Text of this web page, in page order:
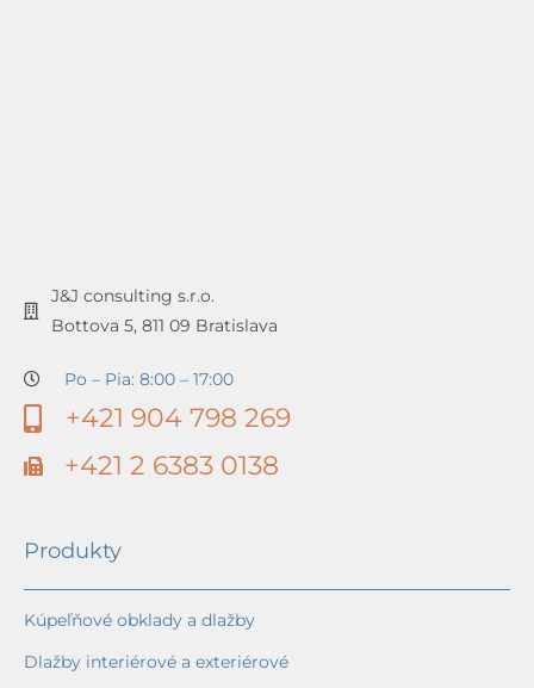
J&J consulting s.r.o.
Bottova 5, 811 09 Bratislava
Po – Pia: 8:00 – 17:00
+421 904 798 269
+421 2 6383 0138
Produkty
Kúpeľňové obklady a dlažby
Dlažby interiérové a exteriérové